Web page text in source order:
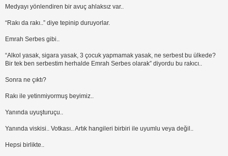
Medyayı yönlendiren bir avuç ahlaksız var..
“Rakı da rakı..” diye tepinip duruyorlar.
Emrah Serbes gibi..
“Alkol yasak, sigara yasak, 3 çocuk yapmamak yasak, ne serbest bu ülkede?
Bir tek ben serbestim herhalde Emrah Serbes olarak” diyordu bu rakıcı..
Sonra ne çıktı?
Rakı ile yetinmiyormuş beyimiz..
Yanında uyuşturuçu..
Yanında viskisi.. Votkası.. Artık hangileri birbiri ile uyumlu veya değil..
Hepsi birlikte..